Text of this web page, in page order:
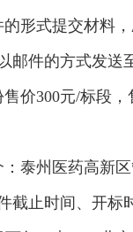
形式提交材料
邮件的方式发送
价300元/标段
：泰州医药高新
截止时间、开标